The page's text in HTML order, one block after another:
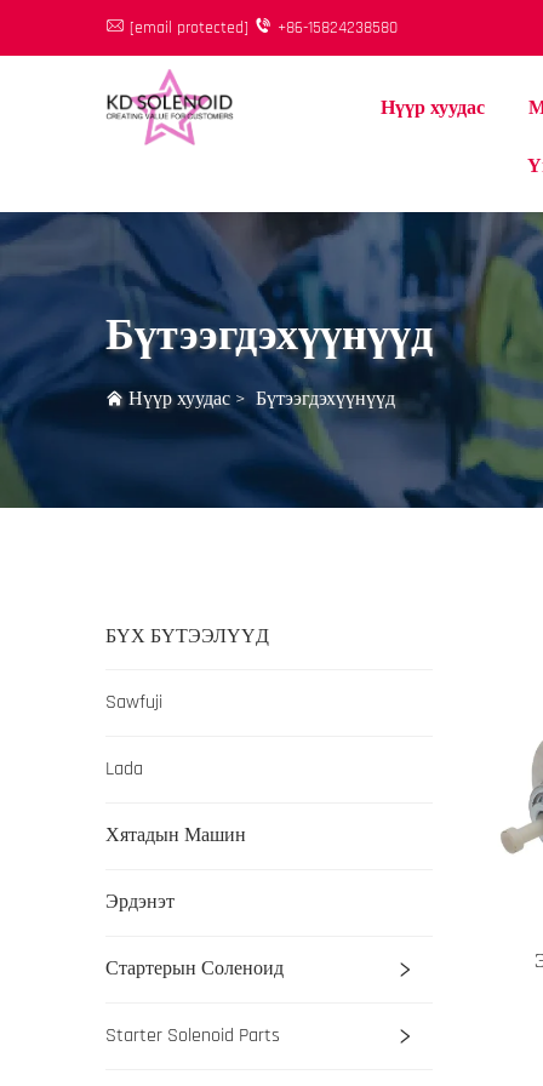
[email protected] +86-15824238580
Нүүр хуудас
Бүтээгдэхүүнүүд
Нүүр хуудас >Бүтээгдэхүүнүүд
БҮХ БҮТЭЭЛҮҮД
Sawfuji
Lada
Хятадын Машин
Эрдэнэт
Стартерын Соленоид
Starter Solenoid Parts